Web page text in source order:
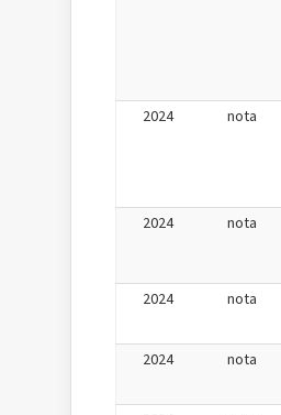
2024 nota
2024 nota
2024 nota
2024 nota